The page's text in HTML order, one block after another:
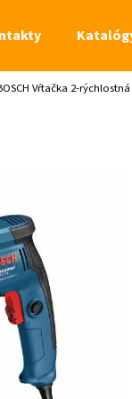
Vŕtačka 2-
Čo